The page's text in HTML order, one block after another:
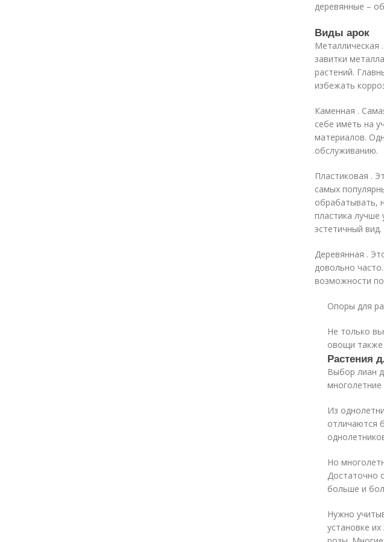
деревянные –
Виды арок
Металлическая
завитки
растений.
избежать
Каменная .
себе иметь на
материалов.
обслуживанию.
Пластиковая .
самых
обрабатывать,
пластика лучше
эстетичный вид.
Деревянная .
довольно
возможности
Опоры для
Не только
овощи также
Растения
Выбор лиан
многолетние
Из
отличаются
Но
Достаточно
больше и
Нужно
установке